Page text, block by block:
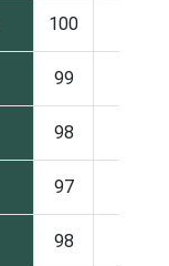
100
99
98
97
98